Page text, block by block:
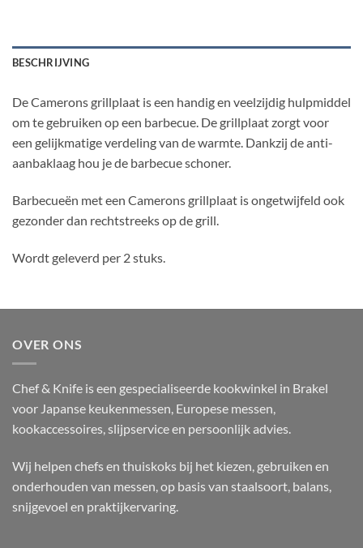
BESCHRIJVING
De Camerons grillplaat is een handig en veelzijdig hulpmiddel
om te gebruiken op een barbecue. De grillplaat zorgt voor
een gelijkmatige verdeling van de warmte. Dankzij de anti-
aanbaklaag hou je de barbecue schoner.
Barbecueën met een Camerons grillplaat is ongetwijfeld ook
gezonder dan rechtstreeks op de grill.
Wordt geleverd per 2 stuks.
OVER ONS
Chef & Knife is een gespecialiseerde kookwinkel in Brakel
voor Japanse keukenmessen, Europese messen,
kookaccessoires, slijpservice en persoonlijk advies.
Wij helpen chefs en thuiskoks bij het kiezen, gebruiken en
onderhouden van messen, op basis van staalsoort, balans,
snijgevoel en praktijkervaring.